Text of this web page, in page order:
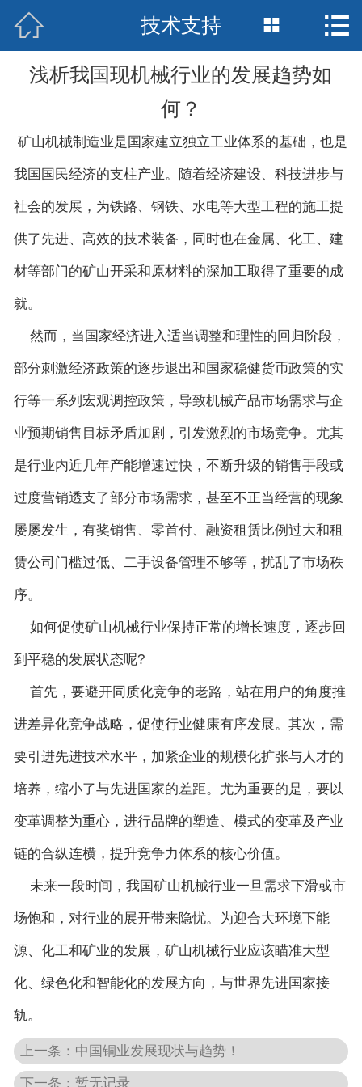
网站首页
公司简介
新闻中心
资质荣誉
English
 技术支持  
浅析我国现机械行业的发展趋势如
何？
矿山机械制造业是国家建立独立工业体系的基础，也是
我国国民经济的支柱产业。随着经济建设、科技进步与
社会的发展，为铁路、钢铁、水电等大型工程的施工提
供了先进、高效的技术装备，同时也在金属、化工、建
材等部门的矿山开采和原材料的深加工取得了重要的成
就。
然而，当国家经济进入适当调整和理性的回归阶段，
部分刺激经济政策的逐步退出和国家稳健货币政策的实
行等一系列宏观调控政策，导致机械产品市场需求与企
业预期销售目标矛盾加剧，引发激烈的市场竞争。尤其
是行业内近几年产能增速过快，不断升级的销售手段或
过度营销透支了部分市场需求，甚至不正当经营的现象
屡屡发生，有奖销售、零首付、融资租赁比例过大和租
赁公司门槛过低、二手设备管理不够等，扰乱了市场秩
序。
如何促使矿山机械行业保持正常的增长速度，逐步回
到平稳的发展状态呢?
首先，要避开同质化竞争的老路，站在用户的角度推
进差异化竞争战略，促使行业健康有序发展。其次，需
要引进先进技术水平，加紧企业的规模化扩张与人才的
培养，缩小了与先进国家的差距。尤为重要的是，要以
变革调整为重心，进行品牌的塑造、模式的变革及产业
链的合纵连横，提升竞争力体系的核心价值。
未来一段时间，我国矿山机械行业一旦需求下滑或市
场饱和，对行业的展开带来隐忧。为迎合大环境下能
源、化工和矿业的发展，矿山机械行业应该瞄准大型
化、绿色化和智能化的发展方向，与世界先进国家接
轨。
上一条：中国铜业发展现状与趋势！
下一条：暂无记录